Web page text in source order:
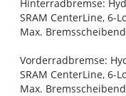
Hinterradbremse:
SRAM CenterLine, 6-
Max.
Vorderradbremse:
SRAM CenterLine, 6-
Max.